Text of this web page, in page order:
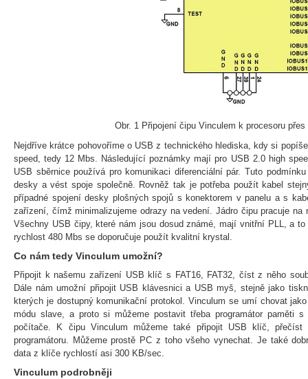
Obr. 1 Připojení čipu Vinculem k procesoru přes
Nejdříve krátce pohovoříme o USB z technického hlediska, kdy si
speed, tedy 12 Mbs. Následující poznámky mají pro USB 2.0 high
USB sběrnice používá pro komunikaci diferenciální pár. Tuto
desky a vést spoje společně. Rovněž tak je potřeba použít kabel
případné spojení desky plošných spojů s konektorem v panelu a s
zařízení, čímž minimalizujeme odrazy na vedení. Jádro čipu pracuje na
Všechny USB čipy, které nám jsou dosud známé, mají vnitřní PLL, a
rychlost 480 Mbs se doporučuje použít kvalitní krystal.
Co nám tedy Vinculum umožní?
Připojit k našemu zařízení USB klíč s FAT16, FAT32, číst z něho
Dále nám umožní připojit USB klávesnici a USB myš, stejně jako
kterých je dostupný komunikační protokol. Vinculum se umí chovat
módu slave, a proto si můžeme postavit třeba programátor paměti
počítače. K čipu Vinculum můžeme také připojit USB klíč,
programátoru. Můžeme prostě PC z toho všeho vynechat. Je také
data z klíče rychlostí asi 300 KB/sec.
Vinculum podrobněji